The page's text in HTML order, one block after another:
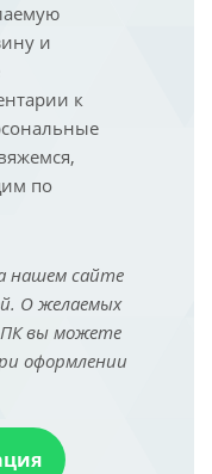
и
к
по
нашем сайте
О желаемых
ПК вы можете
оформлении